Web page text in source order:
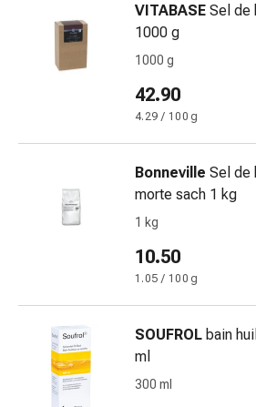
Medicazioni
Materiali
medicazione
Ustioni
medicazione
Medicazioni
adesive
VITABASE Sel de
1000 g
1000 g
42.90
4.29 / 100 g
Bonneville Sel de
morte sach 1 kg
1 kg
10.50
1.05 / 100 g
SOUFROL bain
ml
300 ml